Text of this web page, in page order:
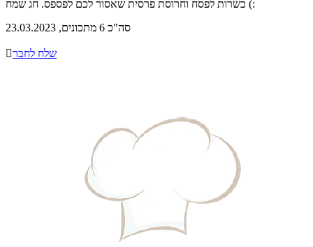
כשרות לפסח וחרוסת פרסית שאסור לכם לפספס. חג שמח (:
סה"כ 6 מתכונים, 23.03.2023
שלח לחבר